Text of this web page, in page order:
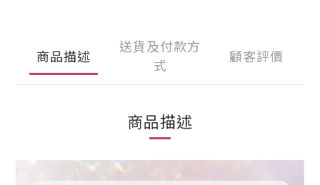
商品描述
送貨及付款方
式
顧客評價
商品描述